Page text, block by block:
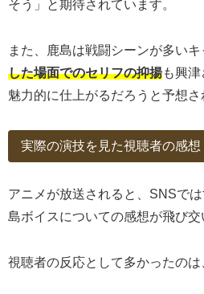
そう」と期待されています。
また、鹿島は戦闘シーンが多いキ
した場面でのセリフの抑揚も興
魅力的に仕上がるだろうと予想さ
実際の演技を見た視聴者の感想
アニメが放送されると、SNSで
島ボイスについての感想が飛び交
視聴者の反応として多かったのは